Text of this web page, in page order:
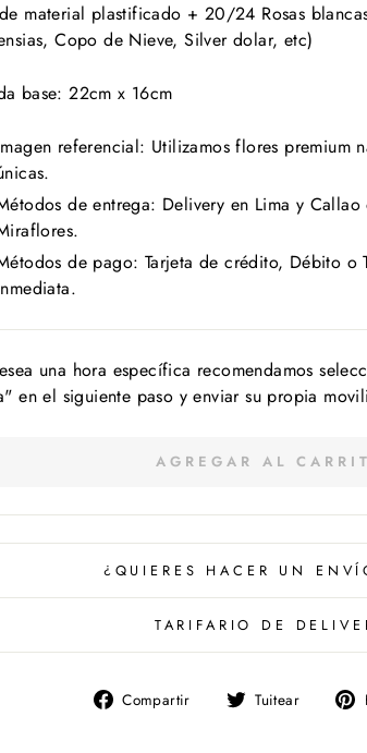
material plastificado + 20/24 Rosas
Copo de Nieve, Silver dolar, etc)
base: 22cm x 16cm
referencial: Utilizamos flores premium
de entrega: Delivery en Lima y
de pago: Tarjeta de crédito, Débito o
una hora específica recomendamos
en el siguiente paso y enviar su propia
AGREGAR AL
¿QUIERES HACER UN
TARIFARIO DE
Compartir
Compartir
Tuitear
Tuitear